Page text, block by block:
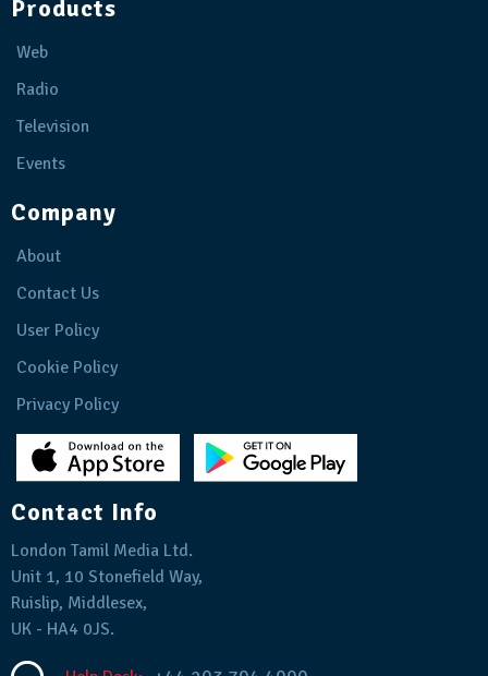
Products
Web
Radio
Television
Events
Company
About
Contact Us
User Policy
Cookie Policy
Privacy Policy
Contact Info
London Tamil Media Ltd.
Unit 1, 10 Stonefield Way,
Ruislip, Middlesex,
UK - HA4 0JS.